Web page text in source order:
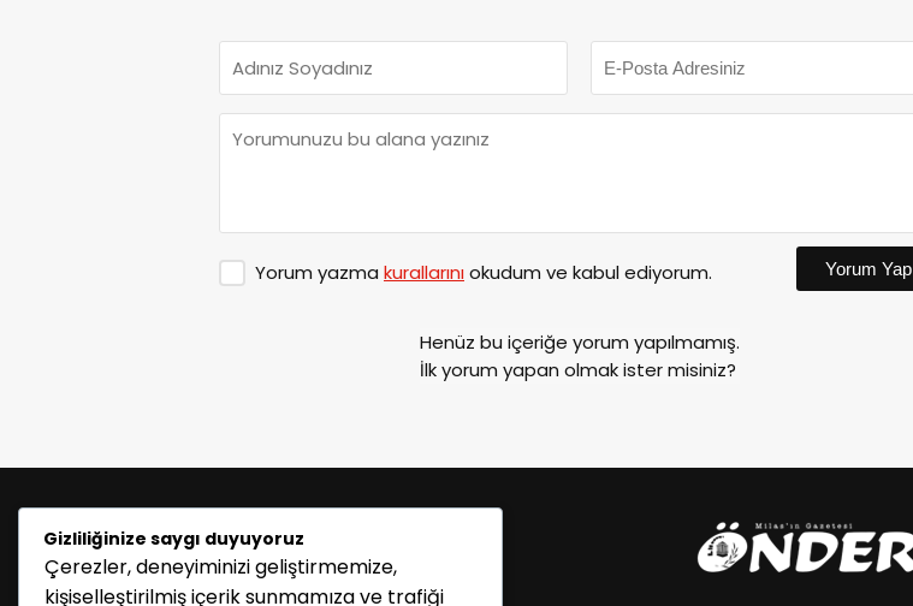
Yorum yazma kurallarınıokudum ve kabul ediyorum. Yorum Yap
Henüz bu içeriğe yorum yapılmamış.
İlk yorum yapan olmak ister misiniz?
Gizliliğinize saygı duyuyoruz
Çerezler, deneyiminizi geliştirmemize,
kişiselleştirilmiş içerik sunmamıza ve trafiği